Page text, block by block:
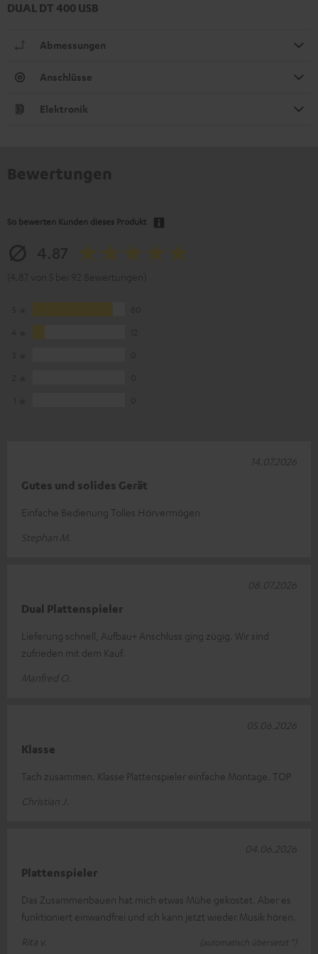
DUAL DT 400 USB
Abmessungen
Anschlüsse
Elektronik
So bewerten Kunden dieses Produkt
Gutes und solides Gerät
Einfache Bedienung Tolles Hörvermögen
Stephan M.
14.07.2026
Dual Plattenspieler
Lieferung schnell, Aufbau+ Anschluss ging zügig. Wir sind
zufrieden mit dem Kauf.
Manfred O.
08.07.2026
Klasse
Tach zusammen. Klasse Plattenspieler einfache Montage. TOP
Christian J.
05.06.2026
Plattenspieler
Das Zusammenbauen hat mich etwas Mühe gekostet. Aber es
funktioniert einwandfrei und ich kann jetzt wieder Musik hören.
Rita v.
(automatisch übersetzt *)
04.06.2026